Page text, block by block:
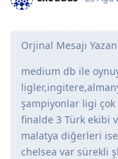
Orjinal Mesajı
medium db ile
şampiyonlar ligi çok
finalde 3 Türk ekibi
malatya diğerleri
chelsea var sürekli